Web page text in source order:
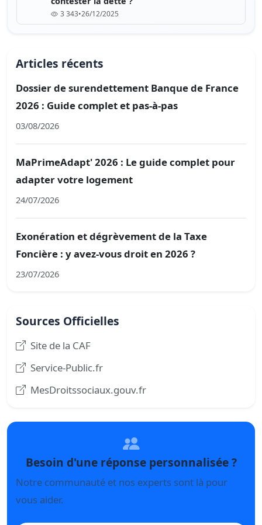
3 343•26/12/2025
Articles récents
Dossier de surendettement Banque de France
2026 : Guide complet et pas-à-pas
03/08/2026
MaPrimeAdapt' 2026 : Le guide complet pour
adapter votre logement
24/07/2026
Exonération et dégrèvement de la Taxe
Foncière : y avez-vous droit en 2026 ?
23/07/2026
Sources Officielles
Site de la CAF
Service-Public.fr
MesDroitssociaux.gouv.fr
Besoin d'une réponse personnalisée ?
Notre communauté et nos experts sont là pour
vous aider.